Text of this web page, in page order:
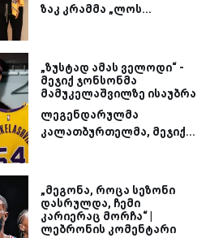
ზაკ კრამმა „ლოს...
„ზუსტად ამას ველოდი“ -
მეჯიქ ჯონსონმა
მამუკელაშვილზე ისაუბრა
ლეგენდარულმა
კალათბურთელმა, მეჯიქ...
„მეგონა, როცა სეზონი
დასრულდა, ჩემი
კარიერაც მორჩა“ |
ლებრონის კომენტარი